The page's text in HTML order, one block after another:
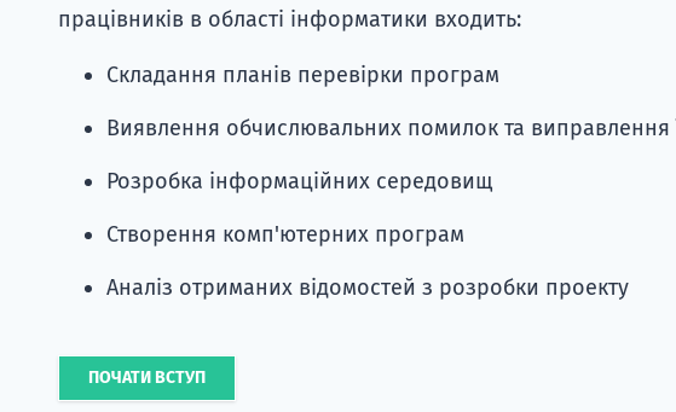
працівників в області інформатики входить:
Складання планів перевірки програм
Виявлення обчислювальних помилок та виправлення
Розробка інформаційних середовищ
Створення комп'ютерних програм
Аналіз отриманих відомостей з розробки проекту
ПОЧАТИ ВСТУП